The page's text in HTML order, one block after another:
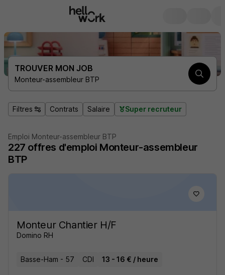
TROUVER MON JOB
Monteur-assembleur BTP
Filtres Contrats Salaire Super recruteur
Emploi Monteur-assembleur BTP
227 offres d'emploi Monteur-assembleur
BTP
Monteur Chantier H/F
Domino RH
Basse-Ham - 57 CDI 13 - 16 € / heure